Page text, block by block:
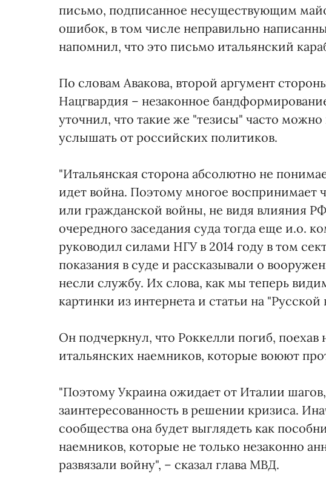
письмо, подписанное несуществующим
ошибок, в том числе неправильно
напомнил, что это письмо итальянский
По словам Авакова, второй аргумент
Нацгвардия – незаконное
уточнил, что такие же "тезисы" часто
услышать от российских политиков.
"Итальянская сторона абсолютно не
идет война. Поэтому многое воспринимает
или гражданской войны, не видя влияния
очередного заседания суда тогда еще и.о.
руководил силами НГУ в 2014 году в том
показания в суде и рассказывали о
несли службу. Их слова, как мы теперь
картинки из интернета и статьи на
Он подчеркнул, что Роккелли погиб, поехав
итальянских наемников, которые воюют
"Поэтому Украина ожидает от Италии
заинтересованность в решении кризиса.
сообщества она будет выглядеть как
наемников, которые не только незаконно
развязали войну", – сказал глава МВД.